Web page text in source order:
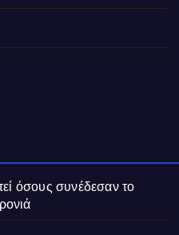
όσους συνέδεσαν το